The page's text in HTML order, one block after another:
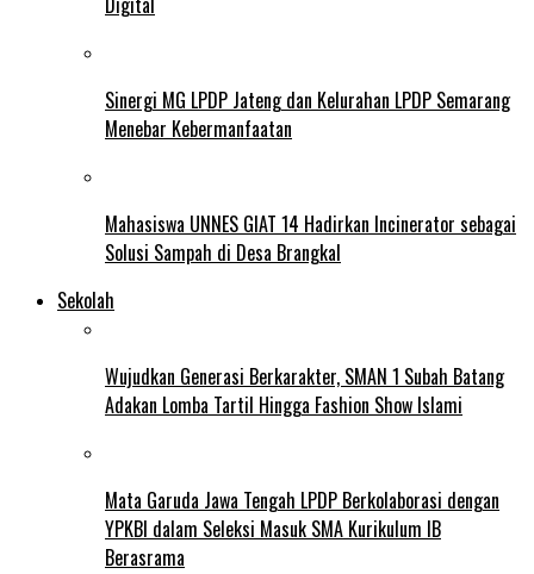
Sinergi MG LPDP Jateng dan Kelurahan LPDP Semarang
Menebar Kebermanfaatan
Mahasiswa UNNES GIAT 14 Hadirkan Incinerator sebagai
Solusi Sampah di Desa Brangkal
Sekolah
Wujudkan Generasi Berkarakter, SMAN 1 Subah Batang
Adakan Lomba Tartil Hingga Fashion Show Islami
Mata Garuda Jawa Tengah LPDP Berkolaborasi dengan
YPKBI dalam Seleksi Masuk SMA Kurikulum IB
Berasrama